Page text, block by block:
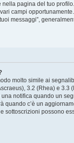
nella pagina del tuo
campi
messaggi”,
molto simile ai
3.2 (Rhea) e 3.3
notifica quando un
quando c’è un
sottoscrizioni possono